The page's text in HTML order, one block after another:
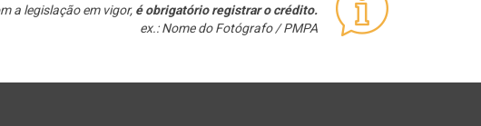
a legislação em vigor, é obrigatório registrar o crédito.
ex.: Nome do Fotógrafo / PMPA